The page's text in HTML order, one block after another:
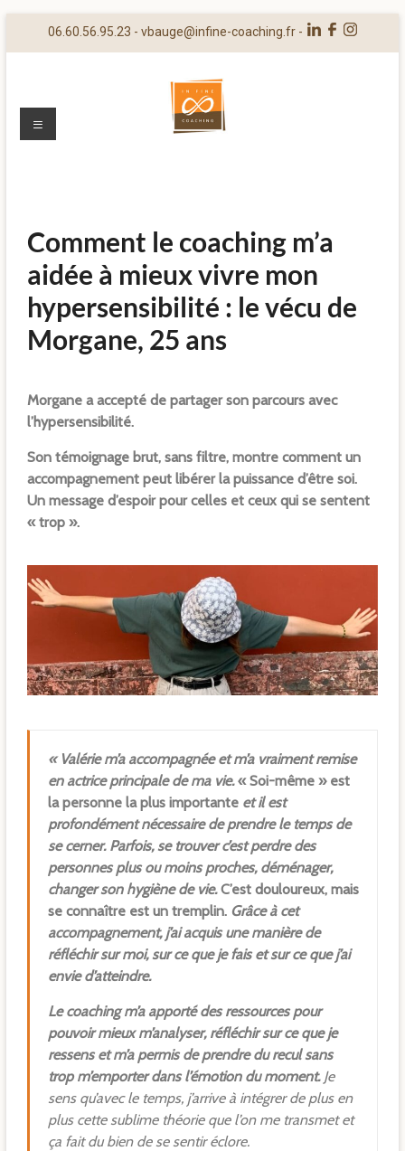
06.60.56.95.23 - vbauge@infine-coaching.fr-
Comment le coaching m’a
aidée à mieux vivre mon
hypersensibilité : le vécu de
Morgane, 25 ans
Morgane a accepté de partager son parcours avec
l’hypersensibilité.
Son témoignage brut, sans filtre, montre comment un
accompagnement peut libérer la puissance d’être soi.
Un message d’espoir pour celles et ceux qui se sentent
« trop ».
« Valérie m’a accompagnée et m’a vraiment remise
en actrice principale de ma vie.« Soi-même » est
la personne la plus importanteet il est
profondément nécessaire de prendre le temps de
se cerner. Parfois, se trouver c’est perdre des
personnes plus ou moins proches, déménager,
changer son hygiène de vie.C’est douloureux, mais
se connaître est un tremplin.Grâce à cet
accompagnement, j’ai acquis une manière de
réfléchir sur moi, sur ce que je fais et sur ce que j’ai
envie d’atteindre.
Le coaching m’a apporté des ressources pour
pouvoir mieux m’analyser, réfléchir sur ce que je
ressens et m’a permis de prendre du recul sans
trop m’emporter dans l’émotion du moment.Je
sens qu’avec le temps, j’arrive à intégrer de plus en
plus cette sublime théorie que l’on me transmet et
ça fait du bien de se sentir éclore.